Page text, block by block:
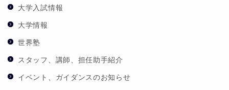
大学入試情報
大学情報
世界塾
スタッフ、講師、担任助手紹介
イベント、ガイダンスのお知らせ